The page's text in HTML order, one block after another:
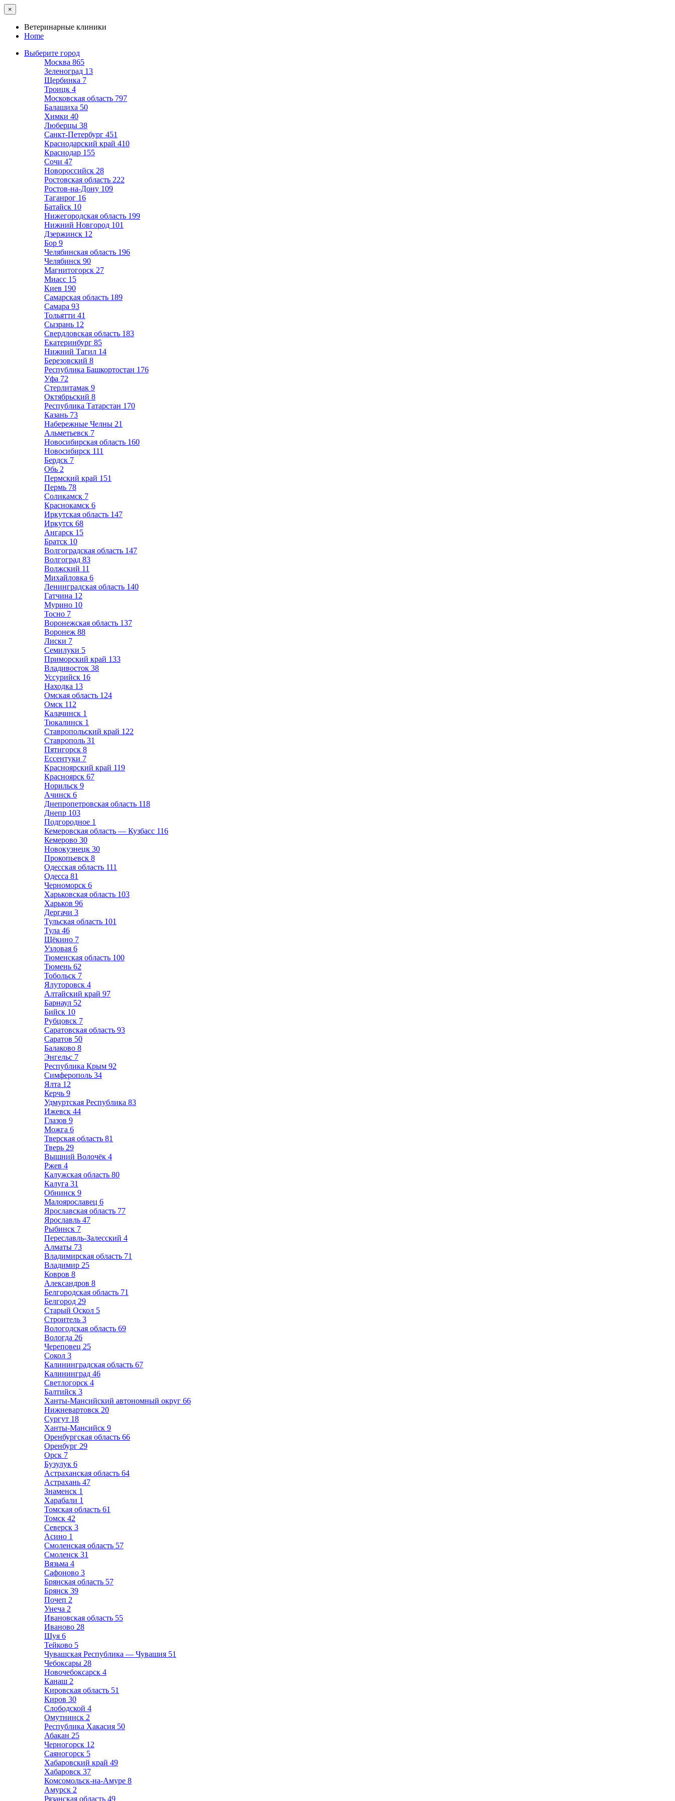
×
Ветеринарные клиники
Home
Выберите город
Москва 865
Зеленоград 13
Щербинка 7
Троицк 4
Московская область 797
Балашиха 50
Химки 40
Люберцы 38
Санкт-Петербург 451
Краснодарский край 410
Краснодар 155
Сочи 47
Новороссийск 28
Ростовская область 222
Ростов-на-Дону 109
Таганрог 16
Батайск 10
Нижегородская область 199
Нижний Новгород 101
Дзержинск 12
Бор 9
Челябинская область 196
Челябинск 90
Магнитогорск 27
Миасс 15
Киев 190
Самарская область 189
Самара 93
Тольятти 41
Сызрань 12
Свердловская область 183
Екатеринбург 85
Нижний Тагил 14
Березовский 8
Республика Башкортостан 176
Уфа 72
Стерлитамак 9
Октябрьский 8
Республика Татарстан 170
Казань 73
Набережные Челны 21
Альметьевск 7
Новосибирская область 160
Новосибирск 111
Бердск 7
Обь 2
Пермский край 151
Пермь 78
Соликамск 7
Краснокамск 6
Иркутская область 147
Иркутск 68
Ангарск 15
Братск 10
Волгоградская область 147
Волгоград 83
Волжский 11
Михайловка 6
Ленинградская область 140
Гатчина 12
Мурино 10
Тосно 7
Воронежская область 137
Воронеж 88
Лиски 7
Семилуки 5
Приморский край 133
Владивосток 38
Уссурийск 16
Находка 13
Омская область 124
Омск 112
Калачинск 1
Тюкалинск 1
Ставропольский край 122
Ставрополь 31
Пятигорск 8
Ессентуки 7
Красноярский край 119
Красноярск 67
Норильск 9
Ачинск 6
Днепропетровская область 118
Днепр 103
Подгородное 1
Кемеровская область — Кузбасс 116
Кемерово 30
Новокузнецк 30
Прокопьевск 8
Одесская область 111
Одесса 81
Черноморск 6
Харьковская область 103
Харьков 96
Дергачи 3
Тульская область 101
Тула 46
Щёкино 7
Узловая 6
Тюменская область 100
Тюмень 62
Тобольск 7
Ялуторовск 4
Алтайский край 97
Барнаул 52
Бийск 10
Рубцовск 7
Саратовская область 93
Саратов 50
Балаково 8
Энгельс 7
Республика Крым 92
Симферополь 34
Ялта 12
Керчь 9
Удмуртская Республика 83
Ижевск 44
Глазов 9
Можга 6
Тверская область 81
Тверь 29
Вышний Волочёк 4
Ржев 4
Калужская область 80
Калуга 31
Обнинск 9
Малоярославец 6
Ярославская область 77
Ярославль 47
Рыбинск 7
Переславль-Залесский 4
Алматы 73
Владимирская область 71
Владимир 25
Ковров 8
Александров 8
Белгородская область 71
Белгород 29
Старый Оскол 5
Строитель 3
Вологодская область 69
Вологда 26
Череповец 25
Сокол 3
Калининградская область 67
Калининград 46
Светлогорск 4
Балтийск 3
Ханты-Мансийский автономный округ 66
Нижневартовск 20
Сургут 18
Ханты-Мансийск 9
Оренбургская область 66
Оренбург 29
Орск 7
Бузулук 6
Астраханская область 64
Астрахань 47
Знаменск 1
Харабали 1
Томская область 61
Томск 42
Северск 3
Асино 1
Смоленская область 57
Смоленск 31
Вязьма 4
Сафоново 3
Брянская область 57
Брянск 39
Почеп 2
Унеча 2
Ивановская область 55
Иваново 28
Шуя 6
Тейково 5
Чувашская Республика — Чувашия 51
Чебоксары 28
Новочебоксарск 4
Канаш 2
Кировская область 51
Киров 30
Слободской 4
Омутнинск 2
Республика Хакасия 50
Абакан 25
Черногорск 12
Саяногорск 5
Хабаровский край 49
Хабаровск 37
Комсомольск-на-Амуре 8
Амурск 2
Рязанская область 49